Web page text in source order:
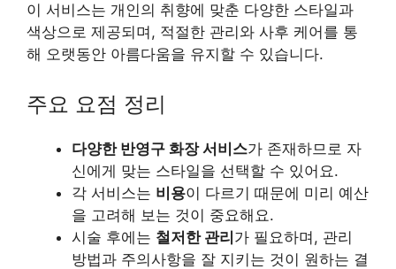
이 서비스는 개인의 취향에 맞춘 다양한 스타일과
색상으로 제공되며, 적절한 관리와 사후 케어를 통
해 오랫동안 아름다움을 유지할 수 있습니다.
주요 요점 정리
다양한 반영구 화장 서비스가 존재하므로 자
신에게 맞는 스타일을 선택할 수 있어요.
각 서비스는 비용이 다르기 때문에 미리 예산
을 고려해 보는 것이 중요해요.
시술 후에는 철저한 관리가 필요하며, 관리
방법과 주의사항을 잘 지키는 것이 원하는 결